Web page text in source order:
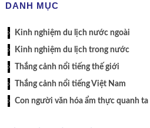
DANH MỤC
Kinh nghiệm du lịch nước ngoài
Kinh nghiệm du lịch trong nước
Thắng cảnh nổi tiếng thế giới
Thắng cảnh nổi tiếng Việt Nam
Con người văn hóa ẩm thực quanh ta